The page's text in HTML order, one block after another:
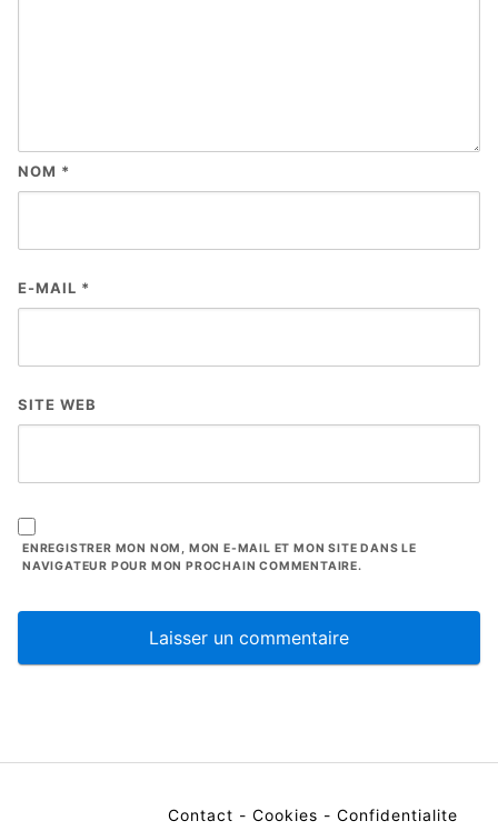
NOM *
E-MAIL *
SITE WEB
ENREGISTRER MON NOM, MON E-MAIL ET MON SITE DANS LE
NAVIGATEUR POUR MON PROCHAIN COMMENTAIRE.
Contact - Cookies - Confidentialite